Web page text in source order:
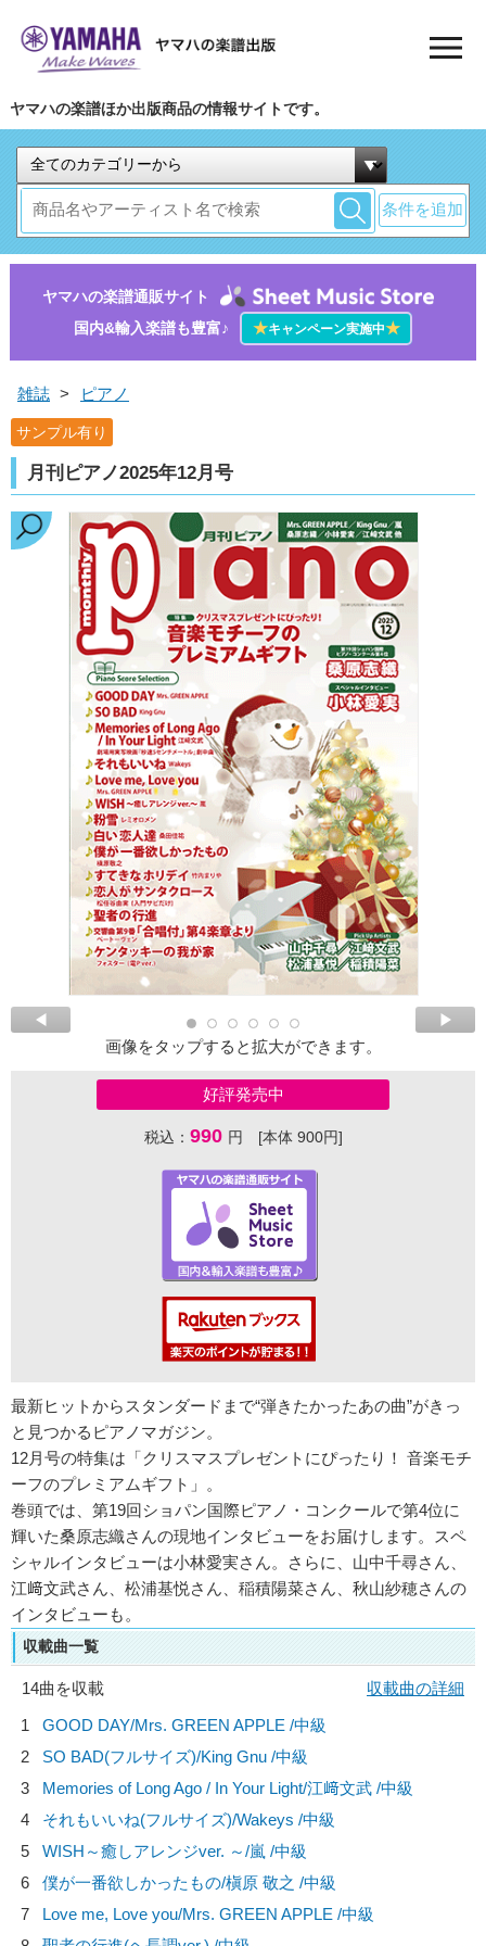
ヤマハの楽譜ほか出版商品の情報サイトです。
条件を追加
ヤマハの楽譜通販サイト
国内&輸入楽譜も豊富♪
★キャンペーン実施中★
雑誌 > ピアノ
サンプル有り
月刊ピアノ2025年12月号
画像をタップすると拡大ができます。
好評発売中
税込： 990 円 [本体 900円]
最新ヒットからスタンダードまで“弾きたかったあの曲”がきっ
と見つかるピアノマガジン。
12月号の特集は「クリスマスプレゼントにぴったり！ 音楽モチ
ーフのプレミアムギフト」。
巻頭では、第19回ショパン国際ピアノ・コンクールで第4位に
輝いた桑原志織さんの現地インタビューをお届けします。スペ
シャルインタビューは小林愛実さん。さらに、山中千尋さん、
江﨑文武さん、松浦基悦さん、稲積陽菜さん、秋山紗穂さんの
インタビューも。
収載曲一覧
14曲を収載
収載曲の詳細
1
GOOD DAY/Mrs. GREEN APPLE /中級
2
SO BAD(フルサイズ)/King Gnu /中級
3
Memories of Long Ago / In Your Light/江﨑文武 /中級
4
それもいいね(フルサイズ)/Wakeys /中級
5
WISH～癒しアレンジver. ～/嵐 /中級
6
僕が一番欲しかったもの/槇原 敬之 /中級
7
Love me, Love you/Mrs. GREEN APPLE /中級